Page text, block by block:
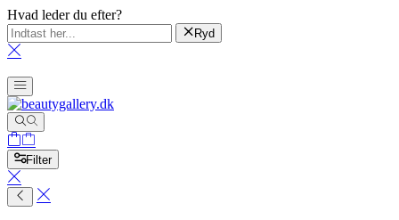
Hvad leder du efter?
Ryd
Filter